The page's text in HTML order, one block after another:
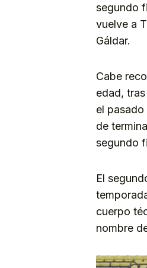
segundo
vuelve a
Gáldar.
Cabe
edad,
el
de
segundo
El
cuerpo
nombre